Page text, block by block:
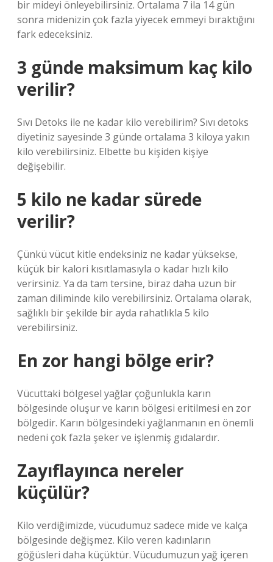
bir mideyi önleyebilirsiniz. Ortalama 7 ila 14 gün
sonra midenizin çok fazla yiyecek emmeyi bıraktığını
fark edeceksiniz.
3 günde maksimum kaç kilo
verilir?
Sıvı Detoks ile ne kadar kilo verebilirim? Sıvı detoks
diyetiniz sayesinde 3 günde ortalama 3 kiloya yakın
kilo verebilirsiniz. Elbette bu kişiden kişiye
değişebilir.
5 kilo ne kadar sürede
verilir?
Çünkü vücut kitle endeksiniz ne kadar yüksekse,
küçük bir kalori kısıtlamasıyla o kadar hızlı kilo
verirsiniz. Ya da tam tersine, biraz daha uzun bir
zaman diliminde kilo verebilirsiniz. Ortalama olarak,
sağlıklı bir şekilde bir ayda rahatlıkla 5 kilo
verebilirsiniz.
En zor hangi bölge erir?
Vücuttaki bölgesel yağlar çoğunlukla karın
bölgesinde oluşur ve karın bölgesi eritilmesi en zor
bölgedir. Karın bölgesindeki yağlanmanın en önemli
nedeni çok fazla şeker ve işlenmiş gıdalardır.
Zayıflayınca nereler
küçülür?
Kilo verdiğimizde, vücudumuz sadece mide ve kalça
bölgesinde değişmez. Kilo veren kadınların
göğüsleri daha küçüktür. Vücudumuzun yağ içeren